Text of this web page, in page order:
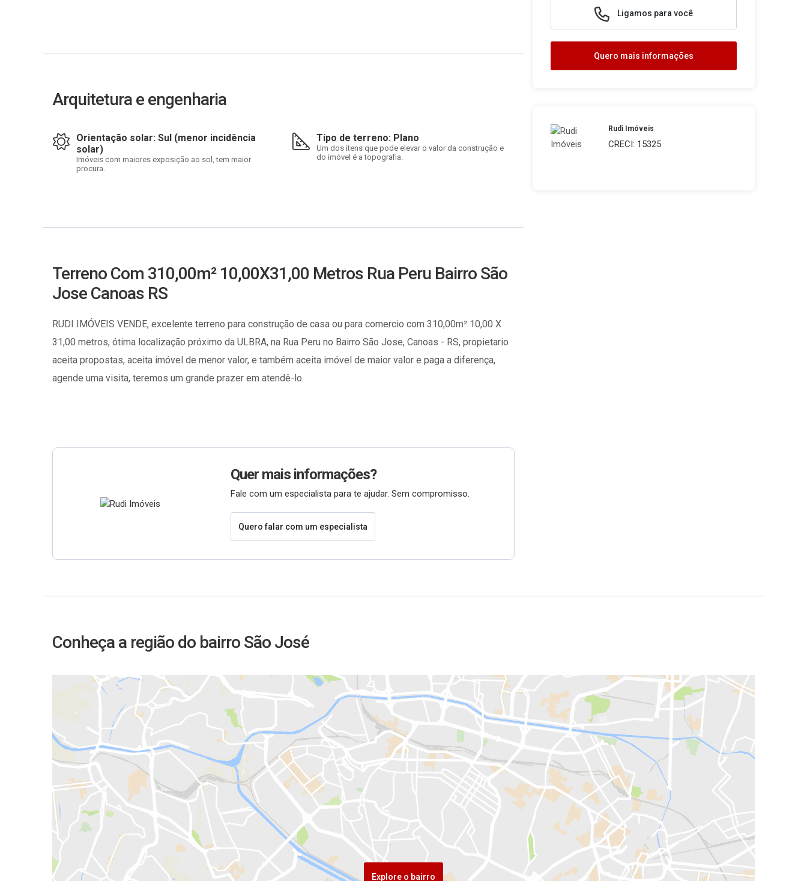
Arquitetura e engenharia
Orientação solar: Sul (menor incidência
solar)
Imóveis com maiores exposição ao sol, tem maior
procura.
Tipo de terreno: Plano
Um dos itens que pode elevar o valor da construção e
do imóvel é a topografia.
Terreno Com 310,00m² 10,00X31,00 Metros Rua Peru Bairro São
Jose Canoas RS
RUDI IMÓVEIS VENDE, excelente terreno para construção de casa ou para comercio com 310,00m² 10,00 X
31,00 metros, ótima localização próximo da ULBRA, na Rua Peru no Bairro São Jose, Canoas - RS, propietario
aceita propostas, aceita imóvel de menor valor, e também aceita imóvel de maior valor e paga a diferença,
agende uma visita, teremos um grande prazer em atendê-lo.
Quer mais informações?
Fale com um especialista para te ajudar. Sem compromisso.
Quero falar com um especialista
Ligamos para você
Quero mais informações
Rudi Imóveis
CRECI: 15325
Conheça a região do bairro São José
Explore o bairro